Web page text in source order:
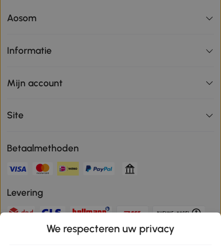
Aosom
Informatie
Mijn account
Site
Betaalmethoden
Levering
Veilige betaling
We respecteren uw privacy